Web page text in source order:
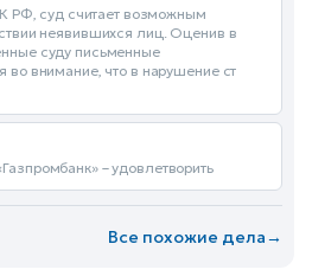
РФ, суд считает возможным
неявившихся лиц. Оценив в
суду письменные
во внимание, что в нарушение ст
– удовлетворить
Все похожие дела→